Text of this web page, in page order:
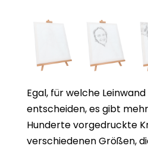
Egal, für welche Leinwand
entscheiden, es gibt
Hunderte vorgedruckte
verschiedenen Größen,